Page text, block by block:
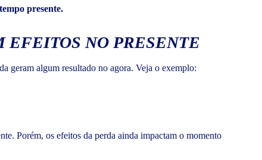
presente.
EFEITOS NO PRESENTE
geram algum resultado no agora. Veja o exemplo:
Porém, os efeitos da perda ainda impactam o momento